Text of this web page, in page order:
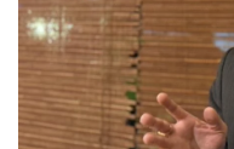
หากมองย้อนกลับไปรับรอ
ของไทยแบบไม่ต้องสงสัย
ถูกประกาศเป็นโบราณส
เป็นเพราะเรามีรัฐบาล มี